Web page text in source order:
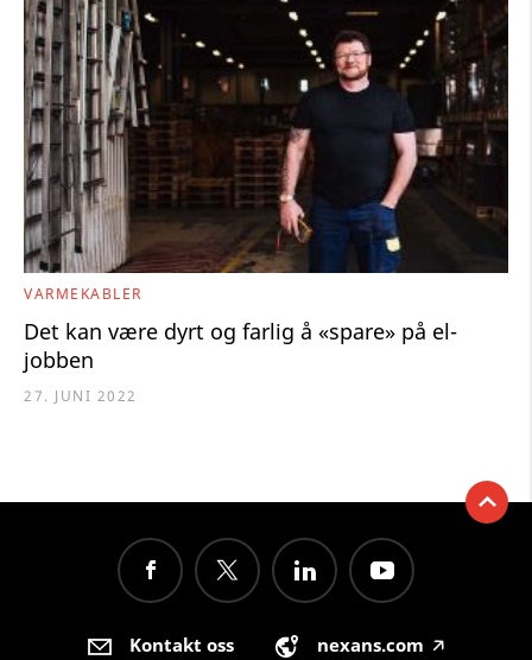
VARMEKABLER
Det kan være dyrt og farlig å «spare» på el-
jobben
27. JUNI 2022
Kontakt oss nexans.com 🡥